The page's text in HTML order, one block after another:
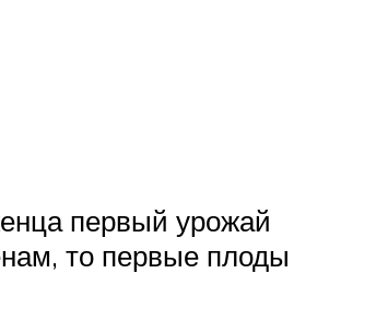
первый урожай
то первые плоды